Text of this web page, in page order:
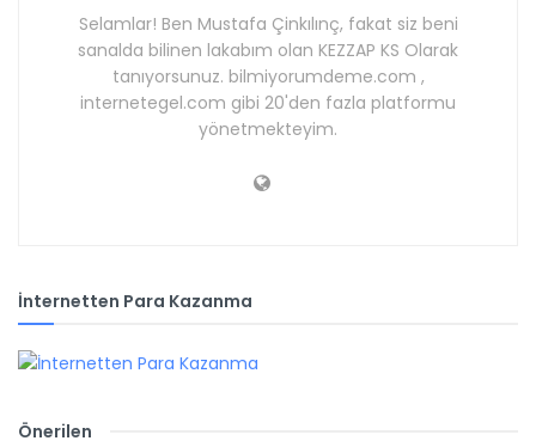
Selamlar! Ben Mustafa Çinkılınç, fakat siz beni
sanalda bilinen lakabım olan KEZZAP KS Olarak
tanıyorsunuz. bilmiyorumdeme.com ,
internetegel.com gibi 20'den fazla platformu
yönetmekteyim.
İnternetten Para Kazanma
Önerilen